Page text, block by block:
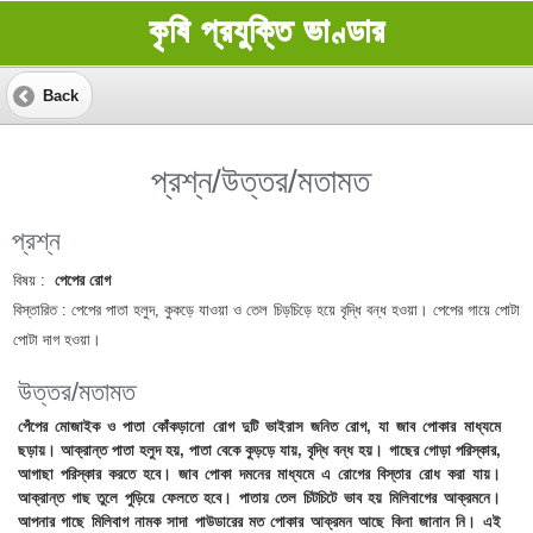
কৃষি প্রযুক্তি ভাণ্ডার
Back
প্রশ্ন/উত্তর/মতামত
প্রশ্ন
বিষয় :
পেপের রোগ
বিস্তারিত : পেপের পাতা হলুদ, কুকড়ে যাওয়া ও তেল চিড়চিড়ে হয়ে বৃদ্ধি বন্ধ হওয়া। পেপের গায়ে পোটা
পোটা দাগ হওয়া।
উত্তর/মতামত
পেঁপের মোজাইক ও পাতা কোঁকড়ানো রোগ দুটি ভাইরাস জনিত রোগ, যা জাব পোকার মাধ্যমে
ছড়ায়। আক্রান্ত পাতা হলুদ হয়, পাতা বেকে কুড়ড়ে যায়, বৃদ্ধি বন্ধ হয়। গাছের গোড়া পরিস্কার,
আগাছা পরিস্কার করতে হবে। জাব পোকা দমনের মাধ্যমে এ রোগের বিস্তার রোধ করা যায়।
আক্রান্ত গাছ তুলে পুড়িয়ে ফেলতে হবে। পাতায় তেল চিটচিটে ভাব হয় মিলিবাগের আক্রমনে।
আপনার গাছে মিলিবাগ নামক সাদা পাউডারের মত পোকার আক্রমন আছে কিনা জানান নি। এই